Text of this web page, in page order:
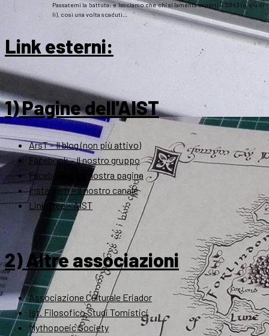
Passatemi la battuta: e lasciamo che chi si lamenta aspetti il 2043 (o giù di
lì), così una volta scaduti…
Link esterni:
1) Pagine dell'AIST
ArsT – Il blog (non più attivo)
Facebook – Il nostro gruppo
Facebook – La nostra pagina
Instagram – Il nostro canale
Link Tree – AIST
2) Altre associazioni
Associazione Culturale Eriador
Ist. Filosofico Studi Tomistici
Mythopoeic Society